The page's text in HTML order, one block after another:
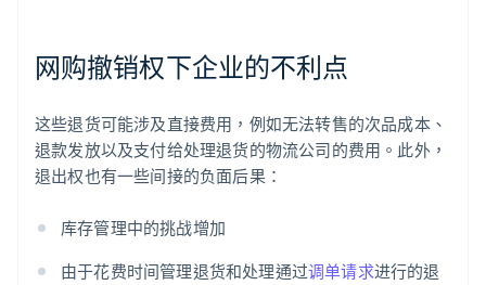
网购撤销权下企业的不利点
这些退货可能涉及直接费用，例如无法转售的次品成本、
退款发放以及支付给处理退货的物流公司的费用。此外，
退出权也有一些间接的负面后果：
库存管理中的挑战增加
由于花费时间管理退货和处理通过调单请求进行的退